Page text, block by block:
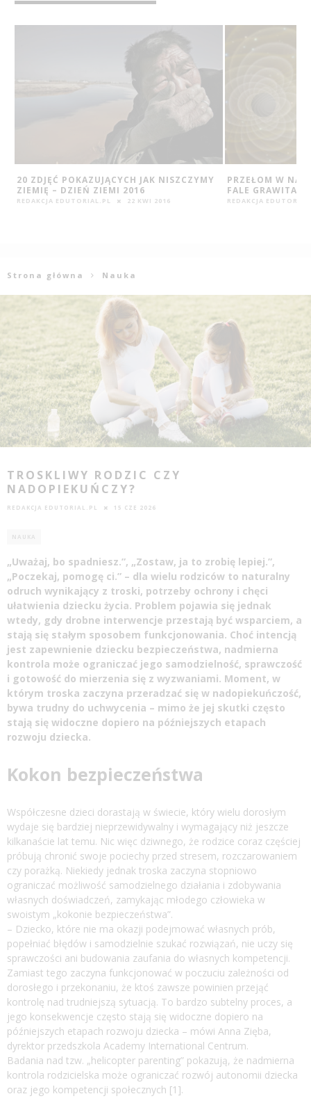
PRZEŁOM W NAUCE: ZAOBSERWOWANO
FALE GRAWITACYJNE
REDAKCJA EDUTORIAL.PL 12 LUT 2016
DROP BOX –
NIESIENIA
REDAKCJA
Strona główna Nauka
TROSKLIWY RODZIC CZY
NADOPIEKUŃCZY?
REDAKCJA EDUTORIAL.PL 15 CZE 2026
NAUKA
„Uważaj, bo spadniesz.”, „Zostaw, ja to zrobię lepiej.”,
„Poczekaj, pomogę ci.” – dla wielu rodziców to naturalny
odruch wynikający z troski, potrzeby ochrony i chęci
ułatwienia dziecku życia. Problem pojawia się jednak
wtedy, gdy drobne interwencje przestają być wsparciem, a
stają się stałym sposobem funkcjonowania. Choć intencją
jest zapewnienie dziecku bezpieczeństwa, nadmierna
kontrola może ograniczać jego samodzielność, sprawczość
i gotowość do mierzenia się z wyzwaniami. Moment, w
którym troska zaczyna przeradzać się w nadopiekuńczość,
bywa trudny do uchwycenia – mimo że jej skutki często
stają się widoczne dopiero na późniejszych etapach
rozwoju dziecka.
Kokon bezpieczeństwa
Współczesne dzieci dorastają w świecie, który wielu dorosłym
wydaje się bardziej nieprzewidywalny i wymagający niż jeszcze
kilkanaście lat temu. Nic więc dziwnego, że rodzice coraz częściej
próbują chronić swoje pociechy przed stresem, rozczarowaniem
czy porażką. Niekiedy jednak troska zaczyna stopniowo
ograniczać możliwość samodzielnego działania i zdobywania
własnych doświadczeń, zamykając młodego człowieka w
swoistym „kokonie bezpieczeństwa”.
– Dziecko, które nie ma okazji podejmować własnych prób,
popełniać błędów i samodzielnie szukać rozwiązań, nie uczy się
sprawczości ani budowania zaufania do własnych kompetencji.
Zamiast tego zaczyna funkcjonować w poczuciu zależności od
dorosłego i przekonaniu, że ktoś zawsze powinien przejąć
kontrolę nad trudniejszą sytuacją. To bardzo subtelny proces, a
jego konsekwencje często stają się widoczne dopiero na
późniejszych etapach rozwoju dziecka – mówi Anna Zięba,
dyrektor przedszkola Academy International Centrum.
Badania nad tzw. „helicopter parenting” pokazują, że nadmierna
kontrola rodzicielska może ograniczać rozwój autonomii dziecka
oraz jego kompetencji społecznych [1].